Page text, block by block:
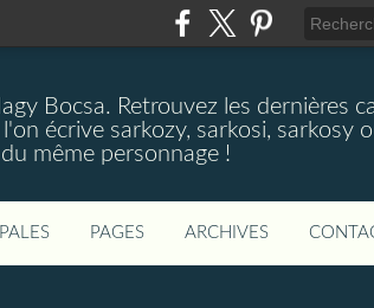
Bocsa. Retrouvez les dernières
écrive sarkozy, sarkosi, sarkosy
du même personnage !
PAGES ARCHIVES